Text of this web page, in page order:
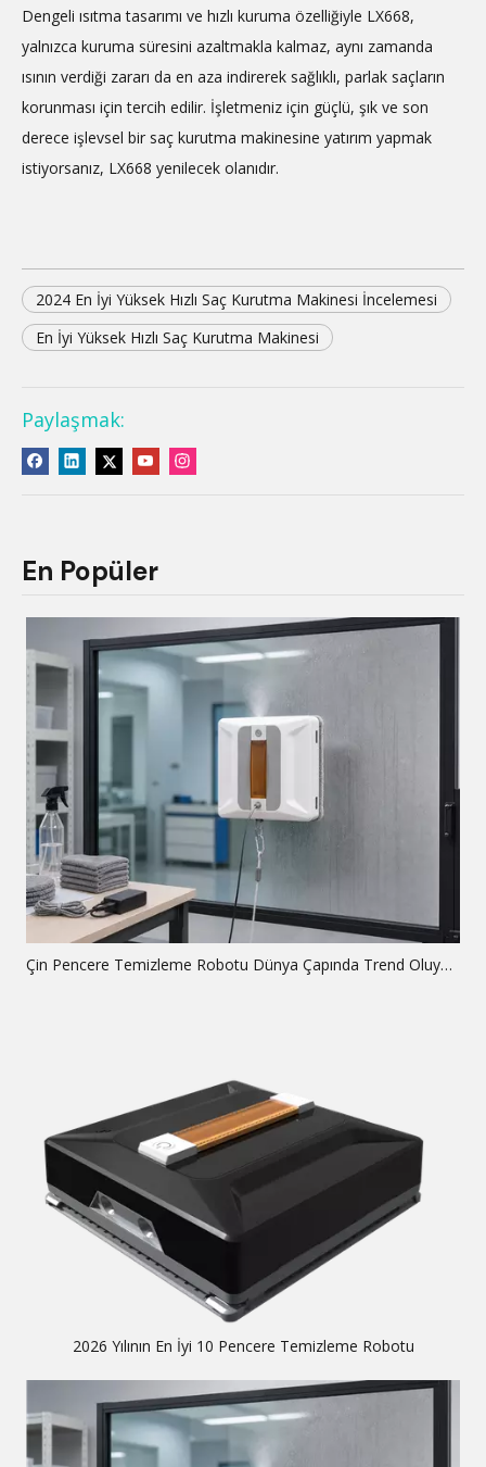
Dengeli ısıtma tasarımı ve hızlı kuruma özelliğiyle LX668,
yalnızca kuruma süresini azaltmakla kalmaz, aynı zamanda
ısının verdiği zararı da en aza indirerek sağlıklı, parlak saçların
korunması için tercih edilir. İşletmeniz için güçlü, şık ve son
derece işlevsel bir saç kurutma makinesine yatırım yapmak
istiyorsanız, LX668 yenilecek olanıdır.
2024 En İyi Yüksek Hızlı Saç Kurutma Makinesi İncelemesi
En İyi Yüksek Hızlı Saç Kurutma Makinesi
Paylaşmak:
En Popüler
Çin Pencere Temizleme Robotu Dünya Çapında Trend Oluyor Neden: Küresel Analiz
2026 Yılının En İyi 10 Pencere Temizleme Robotu